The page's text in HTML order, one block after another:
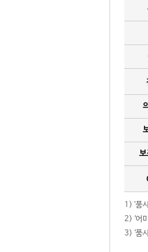
보
1) '품
2) ‘어
3) ‘품